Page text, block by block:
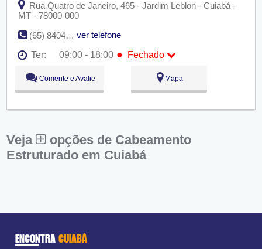
Rua Quatro de Janeiro, 465 - Jardim Leblon - Cuiabá -
MT - 78000-000
(65) 8404-3514
ver telefone
Ter:
09:00 - 18:00 ● Fechado
Seg:
Ter:
09:00 - 18:00
Fechado
Qua:
09:00 - 18:00
Sex:
09:00 - 18:00
Dom:
Fechado
Comente e Avalie Mapa
Veja
opções de Cabeamento
Estruturado em Cuiabá
ENCONTRA CUIABÁ